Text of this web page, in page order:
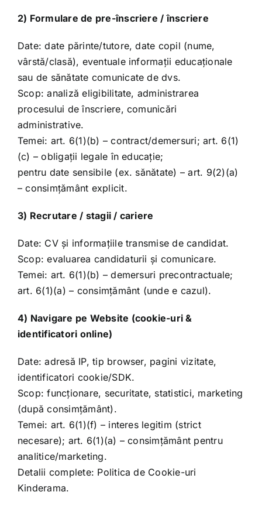
2) Formulare de pre-înscriere / înscriere
Date: date părinte/tutore, date copil (nume,
vârstă/clasă), eventuale informații educaționale
sau de sănătate comunicate de dvs.
Scop: analiză eligibilitate, administrarea
procesului de înscriere, comunicări
administrative.
Temei: art. 6(1)(b) – contract/demersuri; art. 6(1)
(c) – obligații legale în educație;
pentru date sensibile (ex. sănătate) – art. 9(2)(a)
– consimțământ explicit.
3) Recrutare / stagii / cariere
Date: CV și informațiile transmise de candidat.
Scop: evaluarea candidaturii și comunicare.
Temei: art. 6(1)(b) – demersuri precontractuale;
art. 6(1)(a) – consimțământ (unde e cazul).
4) Navigare pe Website (cookie-uri &
identificatori online)
Date: adresă IP, tip browser, pagini vizitate,
identificatori cookie/SDK.
Scop: funcționare, securitate, statistici, marketing
(după consimțământ).
Temei: art. 6(1)(f) – interes legitim (strict
necesare); art. 6(1)(a) – consimțământ pentru
analitice/marketing.
Detalii complete: Politica de Cookie-uri
Kinderama.